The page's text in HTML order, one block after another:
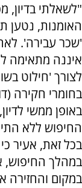
"לשאלתי בדיון,
האומנות, נטען
'שכר עבירה'.
איננה מתאימה
לצורך 'חילוט
בחומרי חקירה
באופן ממשי
החיפוש ללא
בכל זאת, אעיר
במהלך החיפוש,
במקום